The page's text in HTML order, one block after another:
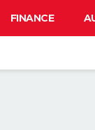
FINANCE